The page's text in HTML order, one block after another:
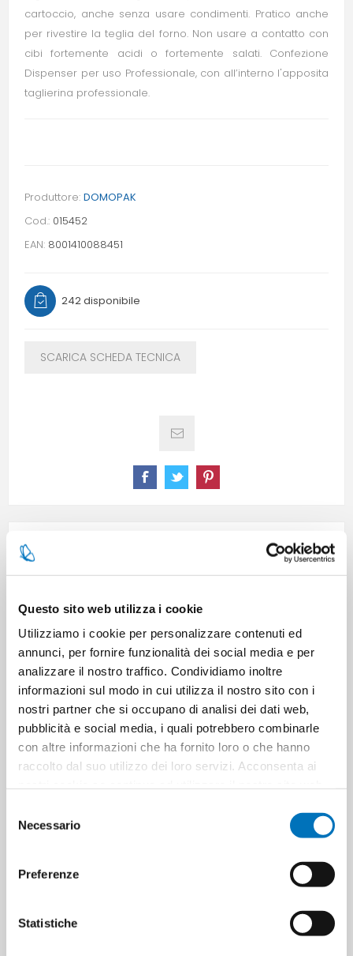
Questo sito web utilizza i cookie
Utilizziamo i cookie per personalizzare contenuti ed
annunci, per fornire funzionalità dei social media e per
analizzare il nostro traffico. Condividiamo inoltre
informazioni sul modo in cui utilizza il nostro sito con i
nostri partner che si occupano di analisi dei dati web,
pubblicità e social media, i quali potrebbero combinarle
con altre informazioni che ha fornito loro o che hanno
raccolto dal suo utilizzo dei loro servizi. Acconsenta ai
delNecessario
Preferenze
Statistiche
cartoccio, anche senza usare condimenti. Pratico anche
per rivestire la teglia del forno. Non usare a contatto con
cibi fortemente acidi o fortemente salati. Confezione
Dispenser per uso Professionale, con all’interno l'apposita
taglierina professionale.
Produttore: DOMOPAK
Cod.: 015452
EAN: 8001410088451
242 disponibile
SCARICA SCHEDA TECNICA
Pezzi per cartone 6
Cartoni per pallet 63
Cartoni per strato 9
Minimo di vendita 3
ETICHETTA DEL PRODOTTO 8001410088451